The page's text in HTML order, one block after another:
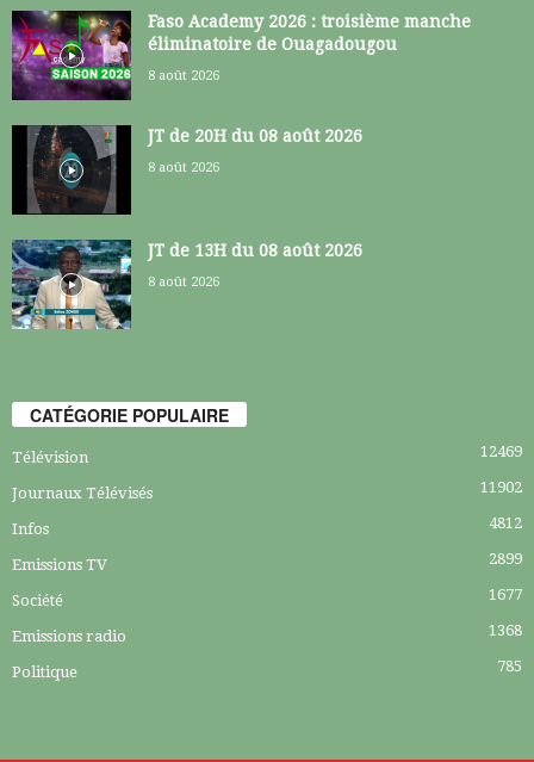
Faso Academy 2026 : troisième manche
éliminatoire de Ouagadougou
8 août 2026
JT de 20H du 08 août 2026
8 août 2026
JT de 13H du 08 août 2026
8 août 2026
CATÉGORIE POPULAIRE
Télévision 12469
Journaux Télévisés 11902
Infos 4812
Emissions TV 2899
Société 1677
Emissions radio 1368
Politique 785